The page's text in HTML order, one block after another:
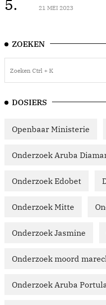
5. 21 MEI 2023
ZOEKEN
DOSIERS
Openbaar Ministerie
Onderzoek Aruba
Onderzoek Edobet
Onderzoek Mitte
Onderzoek Jasmine
Onderzoek moord
Onderzoek Aruba